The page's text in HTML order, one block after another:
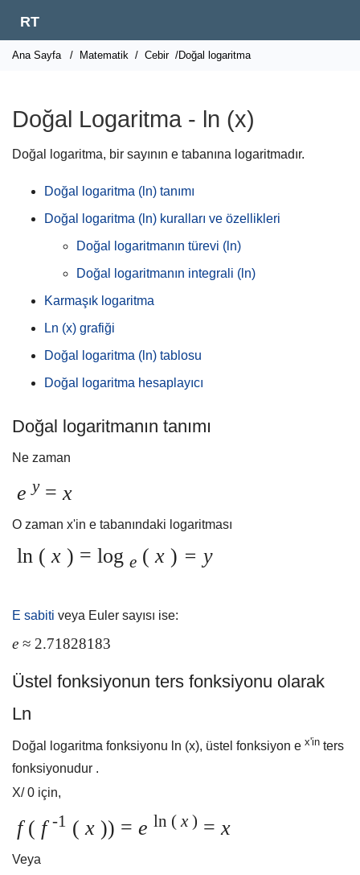
RT
Ana Sayfa / Matematik / Cebir /Doğal logaritma
Doğal Logaritma - ln (x)
Doğal logaritma, bir sayının e tabanına logaritmadır.
Doğal logaritma (ln) tanımı
Doğal logaritma (ln) kuralları ve özellikleri
Doğal logaritmanın türevi (ln)
Doğal logaritmanın integrali (ln)
Karmaşık logaritma
Ln (x) grafiği
Doğal logaritma (ln) tablosu
Doğal logaritma hesaplayıcı
Doğal logaritmanın tanımı
Ne zaman
ey= x
O zaman x'in e tabanındaki logaritması
ln ( x ) = log e ( x ) = y
E sabiti veya Euler sayısı ise:
e ≈ 2.71828183
Üstel fonksiyonun ters fonksiyonu olarak
Ln
Doğal logaritma fonksiyonu ln (x), üstel fonksiyon e x'in ters
fonksiyonudur .
X/ 0 için,
f( f-1 ( x )) = e ln (x ) = x
Veya